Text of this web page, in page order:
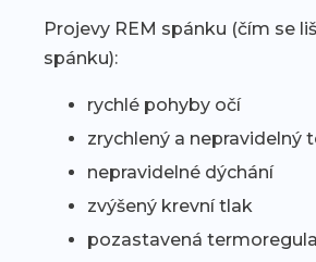
Projevy REM spánku (čím se
spánku):
rychlé pohyby očí
zrychlený a nepravidelný
nepravidelné dýchání
zvýšený krevní tlak
pozastavená